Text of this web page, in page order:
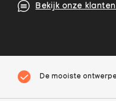
Bekijk onze
De mooiste